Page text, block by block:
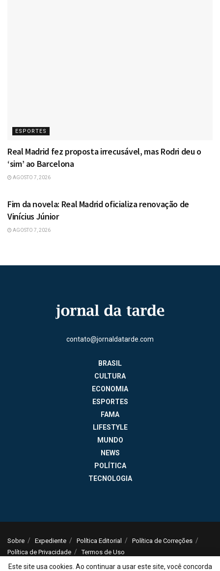
ESPORTES
Real Madrid fez proposta irrecusável, mas Rodri deu o
‘sim’ ao Barcelona
AGOSTO 7, 2026
Fim da novela: Real Madrid oficializa renovação de
Vinícius Júnior
AGOSTO 7, 2026
contato@jornaldatarde.com
BRASIL
CULTURA
ECONOMIA
ESPORTES
FAMA
LIFESTYLE
MUNDO
NEWS
POLÍTICA
TECNOLOGIA
Sobre Expediente Política Editorial
Política de Correções
Política de Privacidade
Termos de Uso
© 2025Jornal da Tarde- Notícias do Brasil e do mundo - ISSN: 1516-294X -
Este site usa cookies. Ao continuar a usar este site, você concorda